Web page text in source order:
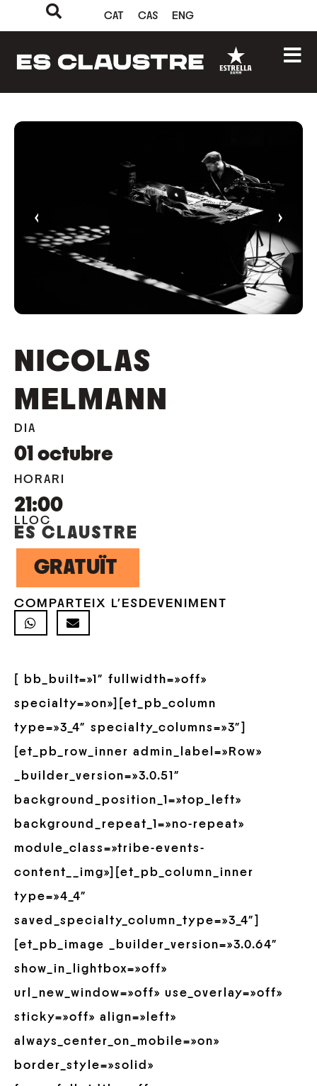
CAT CAS ENG
‹ ›
NICOLAS
MELMANN
DIA
01 octubre
HORARI
21:00
LLOC
ES CLAUSTRE
GRATUÏT
COMPARTEIX L'ESDEVENIMENT
[ bb_built=»1″ fullwidth=»off»
specialty=»on»][et_pb_column
type=»3_4″ specialty_columns=»3″]
[et_pb_row_inner admin_label=»Row»
_builder_version=»3.0.51″
background_position_1=»top_left»
background_repeat_1=»no-repeat»
module_class=»tribe-events-
content__img»][et_pb_column_inner
type=»4_4″
saved_specialty_column_type=»3_4″]
[et_pb_image _builder_version=»3.0.64″
show_in_lightbox=»off»
url_new_window=»off» use_overlay=»off»
sticky=»off» align=»left»
always_center_on_mobile=»on»
border_style=»solid»